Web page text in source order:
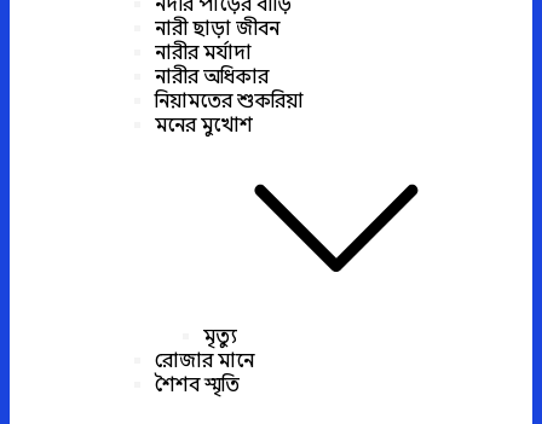
নদীর পাড়ের বাড়ি
নারী ছাড়া জীবন
নারীর মর্যাদা
নারীর অধিকার
নিয়ামতের শুকরিয়া
মনের মুখোশ
মৃত্যু
রোজার মানে
শৈশব স্মৃতি